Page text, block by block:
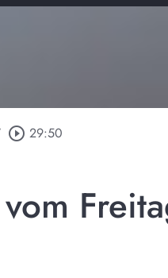
play_circle_outline 29:50
vom